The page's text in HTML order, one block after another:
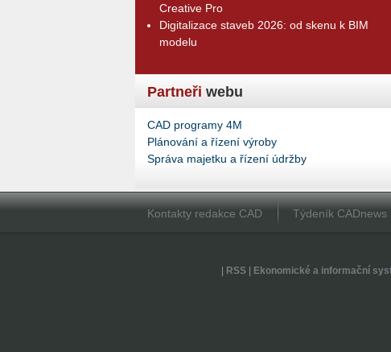
Creative Pro
Digitalizace staveb 2026: od skenu k BIM
modelu
Partneři webu
CAD programy 4M
Plánování a řízení výroby
Správa majetku a řízení údržby
Kontakty redakce CAD Týdeník CADnews
RSS| Ekonomické a informační